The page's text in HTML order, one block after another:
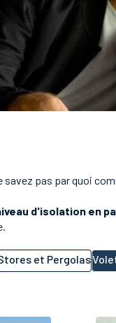
pas par quoi
d'isolation en
et Pergolas